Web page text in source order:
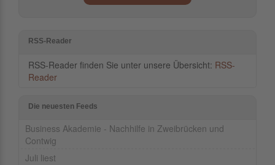
RSS-Reader
RSS-Reader finden Sie unter unsere Übersicht: RSS-
Reader
Die neuesten Feeds
Business Akademie - Nachhilfe in Zweibrücken und
Contwig
Juli liest